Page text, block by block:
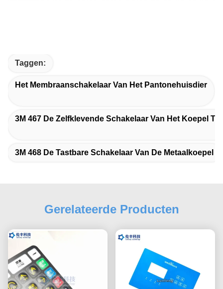
Taggen:
Het Membraanschakelaar Van Het Pantonehuisdier
3M 467 De Zelfklevende Schakelaar Van Het Koepel
3M 468 De Tastbare Schakelaar Van De Metaalkoepel
Gerelateerde Producten